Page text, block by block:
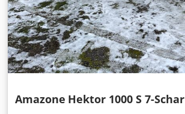
Amazone Hektor 1000 S 7-Schar